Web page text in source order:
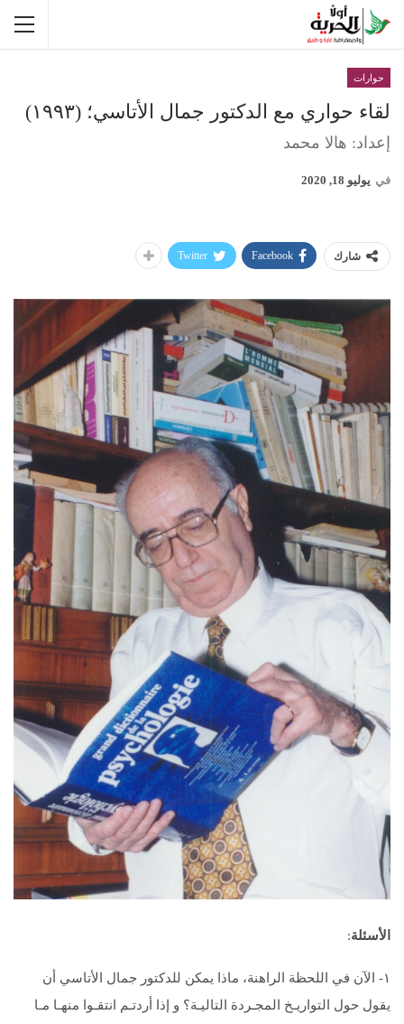
حوارات
لقاء حواري مع الدكتور جمال الأتاسي؛ (۱۹۹۳)
إعداد: هالا محمد
في يوليو 18, 2020
شارك Facebook
Twitter
الأسئلة:
۱- الآن في اللحظة الراهنة، ماذا يمكن للدكتور جمال الأتاسي أن
يقول حول التواريـخ المجـردة التاليـة؟ و إذا أردتـم انتقـوا منهـا مـا